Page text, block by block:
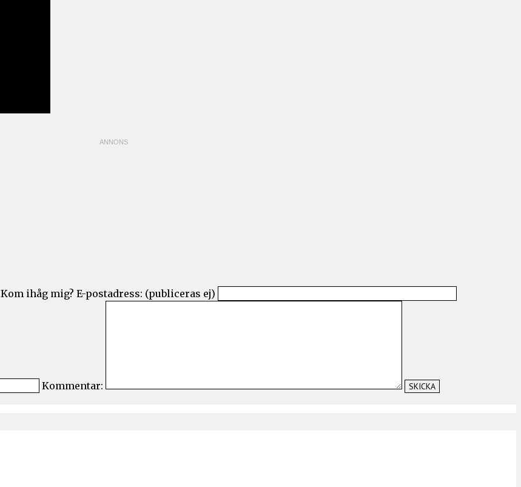
Kom ihåg mig? E-postadress: (publiceras ej)
Kommentar: